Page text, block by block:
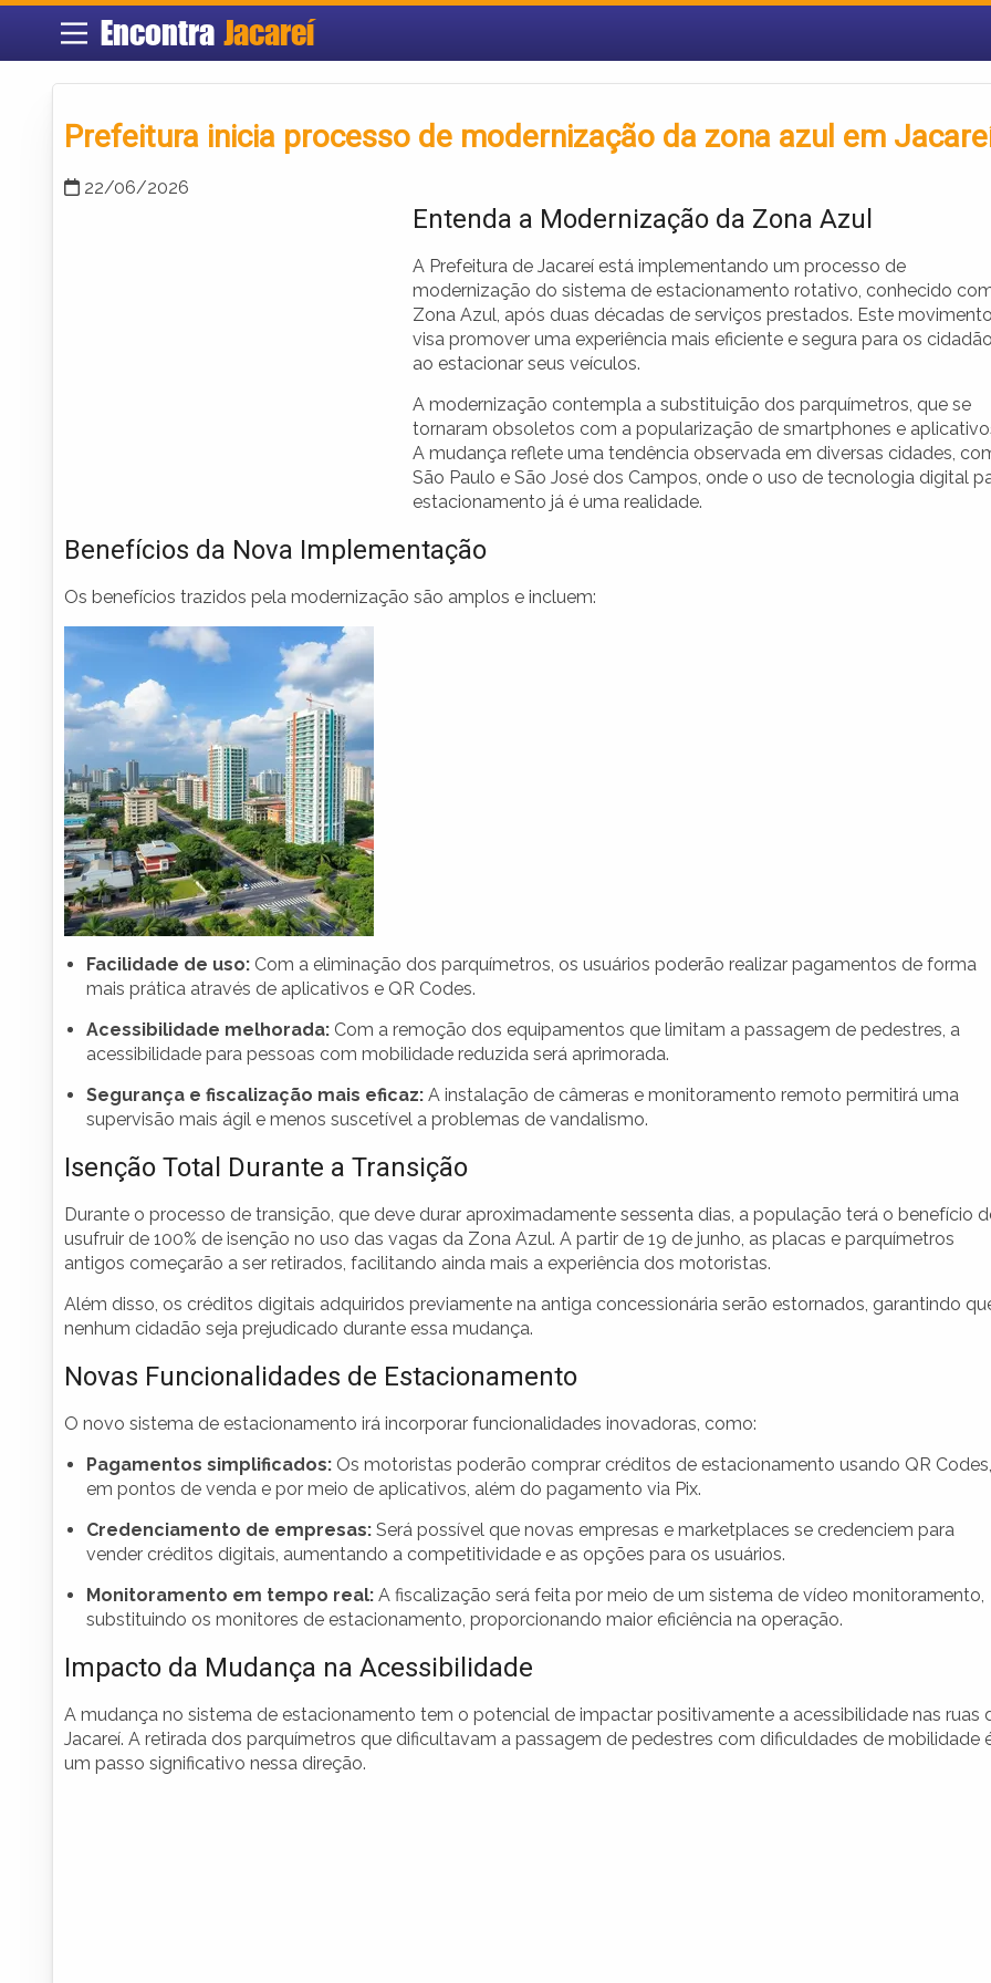
Encontra Jacareí
Prefeitura inicia processo de modernização da zona azul em
22/06/2026
Entenda a Modernização da Zona Azul
A Prefeitura de Jacareí está implementando um processo de
modernização do sistema de estacionamento rotativo, conhecido
Zona Azul, após duas décadas de serviços prestados. Este
visa promover uma experiência mais eficiente e segura para os
ao estacionar seus veículos.
A modernização contempla a substituição dos parquímetros, que se
tornaram obsoletos com a popularização de smartphones e
A mudança reflete uma tendência observada em diversas cidades,
São Paulo e São José dos Campos, onde o uso de tecnologia digital
estacionamento já é uma realidade.
Benefícios da Nova Implementação
Os benefícios trazidos pela modernização são amplos e incluem:
Facilidade de uso: Com a eliminação dos parquímetros, os usuários poderão realizar pagamentos de forma
mais prática através de aplicativos e QR Codes.
Acessibilidade melhorada: Com a remoção dos equipamentos que limitam a passagem de pedestres, a
acessibilidade para pessoas com mobilidade reduzida será aprimorada.
Segurança e fiscalização mais eficaz: A instalação de câmeras e monitoramento remoto permitirá uma
supervisão mais ágil e menos suscetível a problemas de vandalismo.
Isenção Total Durante a Transição
Durante o processo de transição, que deve durar aproximadamente sessenta dias, a população terá o benefício
usufruir de 100% de isenção no uso das vagas da Zona Azul. A partir de 19 de junho, as placas e parquímetros
antigos começarão a ser retirados, facilitando ainda mais a experiência dos motoristas.
Além disso, os créditos digitais adquiridos previamente na antiga concessionária serão estornados, garantindo
nenhum cidadão seja prejudicado durante essa mudança.
Novas Funcionalidades de Estacionamento
O novo sistema de estacionamento irá incorporar funcionalidades inovadoras, como:
Pagamentos simplificados: Os motoristas poderão comprar créditos de estacionamento usando QR Codes,
em pontos de venda e por meio de aplicativos, além do pagamento via Pix.
Credenciamento de empresas: Será possível que novas empresas e marketplaces se credenciem para
vender créditos digitais, aumentando a competitividade e as opções para os usuários.
Monitoramento em tempo real: A fiscalização será feita por meio de um sistema de vídeo monitoramento,
substituindo os monitores de estacionamento, proporcionando maior eficiência na operação.
Impacto da Mudança na Acessibilidade
A mudança no sistema de estacionamento tem o potencial de impactar positivamente a acessibilidade nas ruas
Jacareí. A retirada dos parquímetros que dificultavam a passagem de pedestres com dificuldades de mobilidade
um passo significativo nessa direção.